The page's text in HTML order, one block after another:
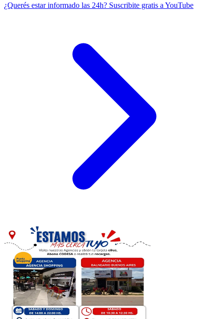
¿Querés estar informado las 24h? Suscribite gratis a YouTube